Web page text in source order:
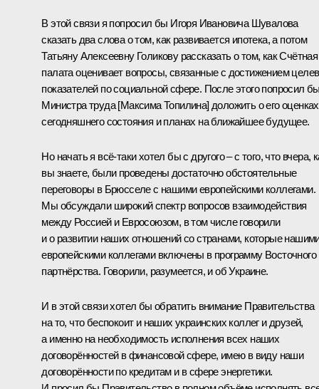
В этой связи я попросил бы Игоря Ивановича Шувалова
сказать два слова о том, как развивается ипотека, а потом
Татьяну Алексеевну Голикову рассказать о том, как Счётная
палата оценивает вопросы, связанные с достижением
показателей по социальной сфере. После этого попросил
Министра труда [Максима Топилина] доложить о его оценках
сегодняшнего состояния и планах на ближайшее будущее.
Но начать я всё‑таки хотел бы с другого – с того, что вчера,
вы знаете, были проведены достаточно обстоятельные
переговоры в Брюсселе с нашими европейскими коллегами.
Мы обсуждали широкий спектр вопросов взаимодействия
между Россией и Евросоюзом, в том числе говорили
и о развитии наших отношений со странами, которые
европейскими коллегами включены в программу Восточного
партнёрства. Говорили, разумеется, и об Украине.
И в этой связи хотел бы обратить внимание Правительства
на то, что беспокоит и наших украинских коллег и друзей,
а именно на необходимость исполнения всех наших
договорённостей в финансовой сфере, имею в виду наши
договорённости по кредитам и в сфере энергетики.